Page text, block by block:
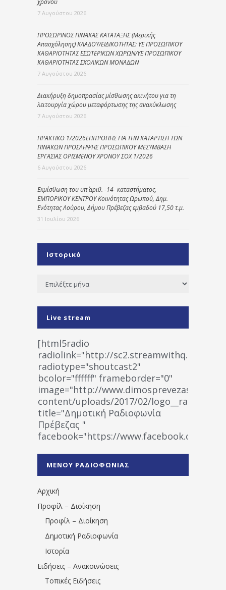
7 Αυγούστου 2026
ΠΡΟΣΩΡΙΝΟΣ ΠΙΝΑΚΑΣ ΚΑΤΑΤΑΞΗΣ (Μερικής
Απασχόλησης) ΚΛΑΔΟΥ/ΕΙΔΙΚΟΤΗΤΑΣ: ΥΕ ΠΡΟΣΩΠΙΚΟΥ
ΚΑΘΑΡΙΟΤΗΤΑΣ ΕΣΩΤΕΡΙΚΩΝ ΧΩΡΩΝ/ΥΕ ΠΡΟΣΩΠΙΚΟΥ
ΚΑΘΑΡΙΟΤΗΤΑΣ ΣΧΟΛΙΚΩΝ ΜΟΝΑΔΩΝ
7 Αυγούστου 2026
Διακήρυξη δημοπρασίας μίσθωσης ακινήτου για τη
λειτουργία χώρου μεταφόρτωσης της ανακύκλωσης
7 Αυγούστου 2026
ΠΡΑΚΤΙΚΟ 1/2026ΕΠΙΤΡΟΠΗΣ ΓΙΑ ΤΗΝ ΚΑΤΑΡΤΙΣΗ ΤΩΝ
ΠΙΝΑΚΩΝ ΠΡΟΣΛΗΨΗΣ ΠΡΟΣΩΠΙΚΟΥ ΜΕΣΥΜΒΑΣΗ
ΕΡΓΑΣΙΑΣ ΟΡΙΣΜΕΝΟΥ ΧΡΟΝΟΥ ΣΟΧ 1/2026
6 Αυγούστου 2026
Εκμίσθωση του υπ΄ αριθ. -14- καταστήματος,
ΕΜΠΟΡΙΚΟΥ ΚΕΝΤΡΟΥ Κοινότητας Ωρωπού, Δημ.
Ενότητας Λούρου, Δήμου Πρέβεζας εμβαδού 17,50 τ.μ.
31 Ιουλίου 2026
Ιστορικό
Ιστορικό
Live stream
[html5radio
radiolink="http://
radiotype="shoutcast2"
bcolor="ffffff" frameborder="0"
image="http://www.dimosprevezas.gr/wp-
content/uploads/2017/02/
title="Δημοτική Ραδιοφωνία
Πρέβεζας "
facebook="https://www.facebook.com/
1531194763766854/" artist="" ]
ΜΕΝΟΥ ΡΑΔΙΟΦΩΝΙΑΣ
Αρχική
Προφίλ – Διοίκηση
Προφίλ – Διοίκηση
Δημοτική Ραδιοφωνία
Ιστορία
Ειδήσεις – Ανακοινώσεις
Τοπικές Ειδήσεις